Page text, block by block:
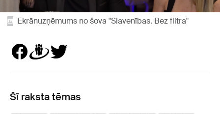
Ekrānuzņēmums no šova "Slavenības. Bez filtra"
Šī raksta tēmas